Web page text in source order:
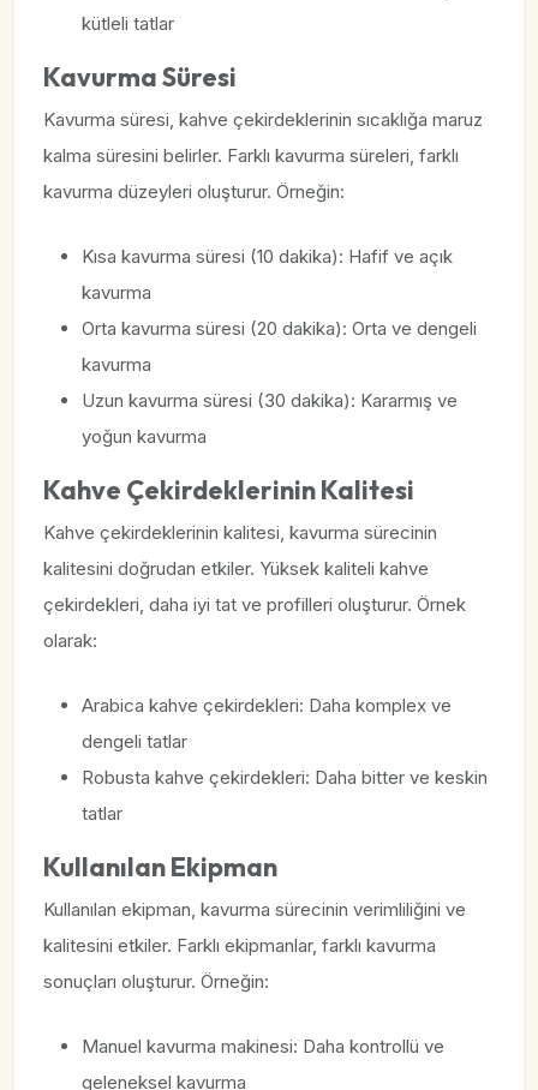
kütleli tatlar
Kavurma Süresi
Kavurma süresi, kahve çekirdeklerinin sıcaklığa maruz
kalma süresini belirler. Farklı kavurma süreleri, farklı
kavurma düzeyleri oluşturur. Örneğin:
Kısa kavurma süresi (10 dakika): Hafif ve açık
kavurma
Orta kavurma süresi (20 dakika): Orta ve dengeli
kavurma
Uzun kavurma süresi (30 dakika): Kararmış ve
yoğun kavurma
Kahve Çekirdeklerinin Kalitesi
Kahve çekirdeklerinin kalitesi, kavurma sürecinin
kalitesini doğrudan etkiler. Yüksek kaliteli kahve
çekirdekleri, daha iyi tat ve profilleri oluşturur. Örnek
olarak:
Arabica kahve çekirdekleri: Daha komplex ve
dengeli tatlar
Robusta kahve çekirdekleri: Daha bitter ve keskin
tatlar
Kullanılan Ekipman
Kullanılan ekipman, kavurma sürecinin verimliliğini ve
kalitesini etkiler. Farklı ekipmanlar, farklı kavurma
sonuçları oluşturur. Örneğin:
Manuel kavurma makinesi: Daha kontrollü ve
geleneksel kavurma